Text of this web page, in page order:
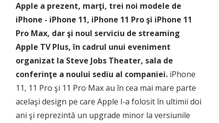
Apple a prezent, marţi, trei noi modele de
iPhone - iPhone 11, iPhone 11 Pro şi iPhone 11
Pro Max, dar şi noul serviciu de streaming
Apple TV Plus, în cadrul unui eveniment
organizat la Steve Jobs Theater, sala de
conferinţe a noului sediu al companiei. iPhone
11, 11 Pro şi 11 Pro Max au în cea mai mare parte
acelaşi design pe care Apple l-a folosit în ultimii doi
ani şi reprezintă un upgrade minor la versiunile